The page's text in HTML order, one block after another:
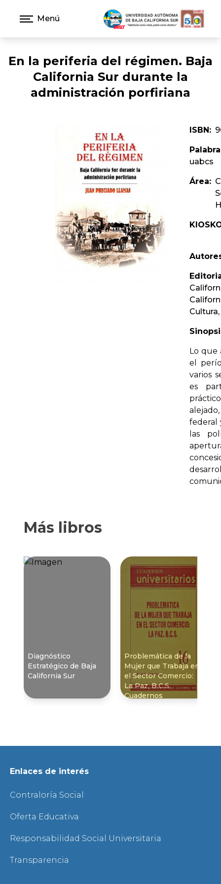
Menú
En la periferia del régimen. Baja
California Sur durante la
administración porfiriana
ISBN:
uabcs
Área:
Lo que
el
varios
es
federal
las
Más libros
Diagnóstico
Estratégico de Baja
California Sur
Problemática de la
Mujer que Trabaja en
el Sector Comercio:
La Paz, B.C.S.
Cuadernos
Enlaces de interés
Contraloría Social
Oferta Educativa
Responsabilidad Social Universitaria
Transparencia